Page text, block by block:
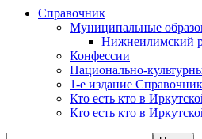
Справочник
Муниципальные
Нижнеилимский
Конфессии
Национально-
1-е издание
Кто есть кто в
Кто есть кто в